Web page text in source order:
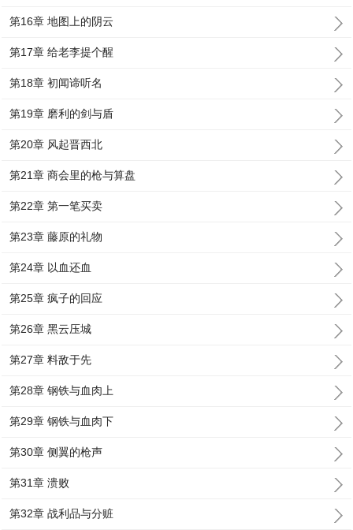
第16章 地图上的阴云
第17章 给老李提个醒
第18章 初闻谛听名
第19章 磨利的剑与盾
第20章 风起晋西北
第21章 商会里的枪与算盘
第22章 第一笔买卖
第23章 藤原的礼物
第24章 以血还血
第25章 疯子的回应
第26章 黑云压城
第27章 料敌于先
第28章 钢铁与血肉上
第29章 钢铁与血肉下
第30章 侧翼的枪声
第31章 溃败
第32章 战利品与分赃